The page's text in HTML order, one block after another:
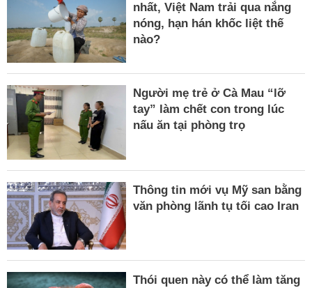
nhất, Việt Nam trải qua nắng
nóng, hạn hán khốc liệt thế
nào?
Người mẹ trẻ ở Cà Mau “lỡ
tay” làm chết con trong lúc
nấu ăn tại phòng trọ
Thông tin mới vụ Mỹ san bằng
văn phòng lãnh tụ tối cao Iran
Thói quen này có thể làm tăng